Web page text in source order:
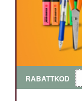
RABATTKOD